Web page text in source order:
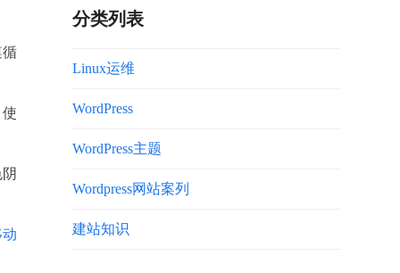
循
分类列表
Linux运维
WordPress
WordPress主题
Wordpress网站案列
建站知识